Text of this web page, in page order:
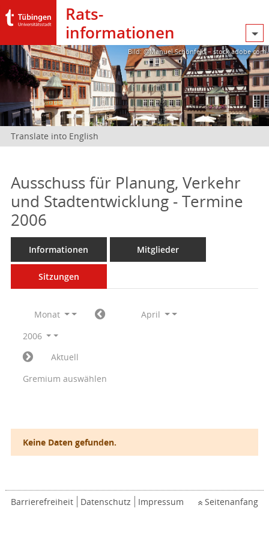
Rats­
informationen
Bild: @Manuel Schönfeld – stock.adobe.com
Translate into English
Ausschuss für Planung, Verkehr
und Stadtentwicklung - Termine
2006
Informationen Mitglieder
Sitzungen
Monat
April
2006
Aktuell
Gremium auswählen
Keine Daten gefunden.
Barrierefreiheit Datenschutz Impressum Seitenanfang